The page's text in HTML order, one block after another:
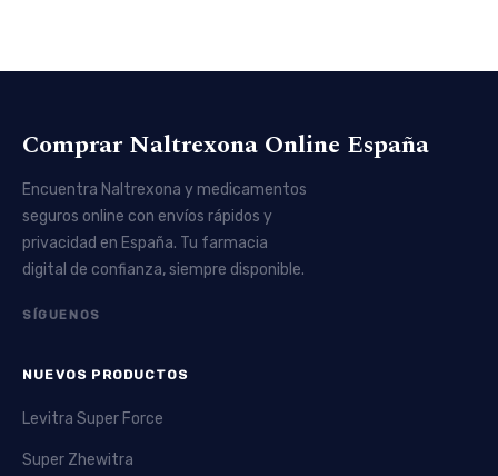
Comprar Naltrexona Online España
Encuentra Naltrexona y medicamentos
seguros online con envíos rápidos y
privacidad en España. Tu farmacia
digital de confianza, siempre disponible.
SÍGUENOS
NUEVOS PRODUCTOS
Levitra Super Force
Super Zhewitra